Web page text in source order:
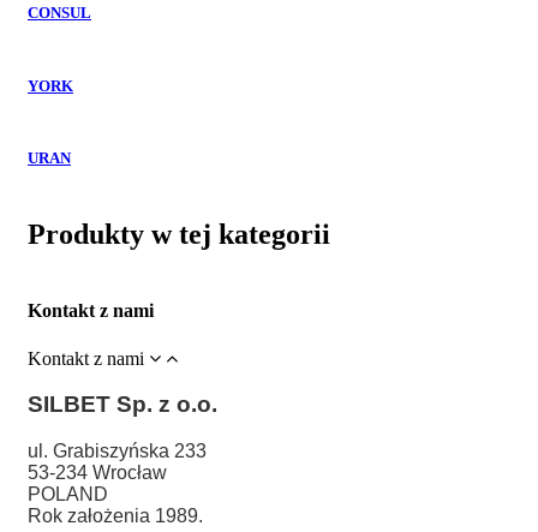
CONSUL
YORK
URAN
Produkty w tej kategorii
Kontakt z nami
Kontakt z nami
SILBET Sp. z o.o.
ul. Grabiszyńska 233
53-234 Wrocław
POLAND
Rok założenia 1989.